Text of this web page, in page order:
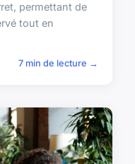
permettant de
tout en
7 min de lecture →